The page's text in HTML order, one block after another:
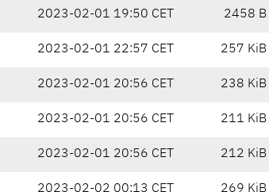
2023-02-01 19:50 CET 2458 B
2023-02-01 22:57 CET 257 KiB
2023-02-01 20:56 CET 238 KiB
2023-02-01 20:56 CET 211 KiB
2023-02-01 20:56 CET 212 KiB
2023-02-02 00:13 CET 269 KiB